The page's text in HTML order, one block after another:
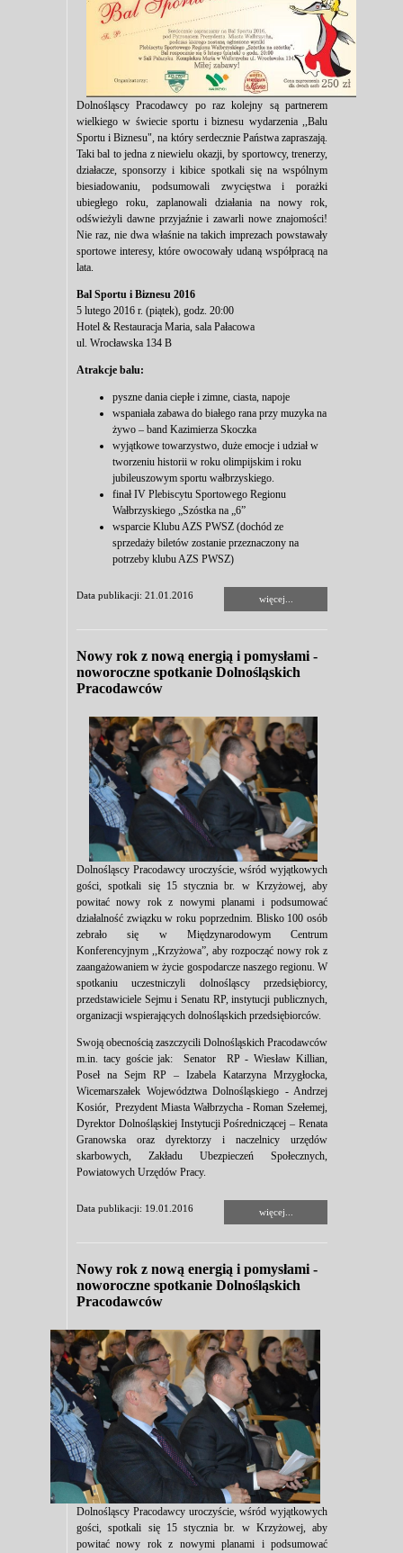
Dolnośląscy Pracodawcy po raz kolejny są partnerem
wielkiego w świecie sportu i biznesu wydarzenia ,,Balu
Sportu i Biznesu", na który serdecznie Państwa zapraszają.
Taki bal to jedna z niewielu okazji, by sportowcy, trenerzy,
działacze, sponsorzy i kibice spotkali się na wspólnym
biesiadowaniu, podsumowali zwycięstwa i porażki
ubiegłego roku, zaplanowali działania na nowy rok,
odświeżyli dawne przyjaźnie i zawarli nowe znajomości!
Nie raz, nie dwa właśnie na takich imprezach powstawały
sportowe interesy, które owocowały udaną współpracą na
lata.
Bal Sportu i Biznesu 2016
5 lutego 2016 r. (piątek), godz. 20:00
Hotel & Restauracja Maria, sala Pałacowa
ul. Wrocławska 134 B
Atrakcje balu:
pyszne dania ciepłe i zimne, ciasta, napoje
wspaniała zabawa do białego rana przy muzyka na
żywo – band Kazimierza Skoczka
wyjątkowe towarzystwo, duże emocje i udział w
tworzeniu historii w roku olimpijskim i roku
jubileuszowym sportu wałbrzyskiego.
finał IV Plebiscytu Sportowego Regionu
Wałbrzyskiego „Szóstka na „6”
wsparcie Klubu AZS PWSZ (dochód ze
sprzedaży biletów zostanie przeznaczony na
potrzeby klubu AZS PWSZ)
Data publikacji: 21.01.2016 więcej...
Nowy rok z nową energią i pomysłami -
noworoczne spotkanie Dolnośląskich
Pracodawców
Dolnośląscy Pracodawcy uroczyście, wśród wyjątkowych
gości, spotkali się 15 stycznia br. w Krzyżowej, aby
powitać nowy rok z nowymi planami i podsumować
działalność związku w roku poprzednim. Blisko 100 osób
zebrało się w Międzynarodowym Centrum
Konferencyjnym ,,Krzyżowa”, aby rozpocząć nowy rok z
zaangażowaniem w życie gospodarcze naszego regionu. W
spotkaniu uczestniczyli dolnośląscy przedsiębiorcy,
przedstawiciele Sejmu i Senatu RP, instytucji publicznych,
organizacji wspierających dolnośląskich przedsiębiorców.
Swoją obecnością zaszczycili Dolnośląskich Pracodawców
m.in. tacy goście jak: Senator RP - Wiesław Killian,
Poseł na Sejm RP – Izabela Katarzyna Mrzygłocka,
Wicemarszałek Województwa Dolnośląskiego - Andrzej
Kosiór, Prezydent Miasta Wałbrzycha - Roman Szełemej,
Dyrektor Dolnośląskiej Instytucji Pośredniczącej – Renata
Granowska oraz dyrektorzy i naczelnicy urzędów
skarbowych, Zakładu Ubezpieczeń Społecznych,
Powiatowych Urzędów Pracy.
Data publikacji: 19.01.2016 więcej...
Nowy rok z nową energią i pomysłami -
noworoczne spotkanie Dolnośląskich
Pracodawców
Dolnośląscy Pracodawcy uroczyście, wśród wyjątkowych
gości, spotkali się 15 stycznia br. w Krzyżowej, aby
powitać nowy rok z nowymi planami i podsumować